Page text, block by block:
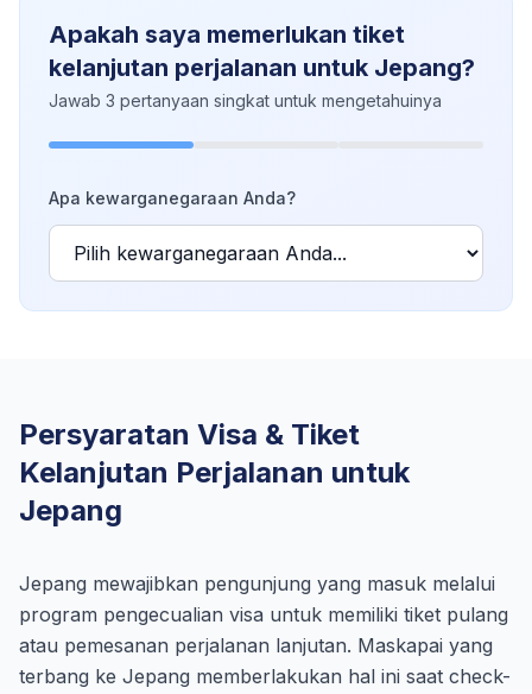
Apakah saya memerlukan tiket
kelanjutan perjalanan untuk Jepang?
Jawab 3 pertanyaan singkat untuk mengetahuinya
Apa kewarganegaraan Anda?
Persyaratan Visa & Tiket
Kelanjutan Perjalanan untuk
Jepang
Jepang mewajibkan pengunjung yang masuk melalui
program pengecualian visa untuk memiliki tiket pulang
atau pemesanan perjalanan lanjutan. Maskapai yang
terbang ke Jepang memberlakukan hal ini saat check-